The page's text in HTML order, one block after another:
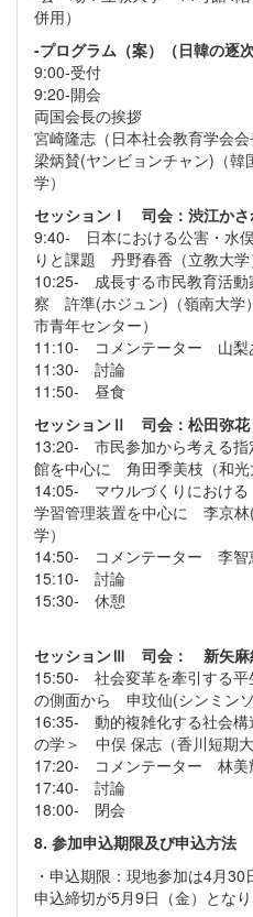
併用）
-プログラム（案）（日韓の逐
9:00-受付
9:20-開会
両国会長の挨拶
宮崎隆志（日本社会教育学会会
梁炳賛(ヤンビョンチャン)（
学）
セッションⅠ 司会：渋江かさ
9:40- 日本における公害・水
りと課題 丹野春香（立教大学
10:25- 成長する市民教育活動
察 許準(ホジュン)（嶺南大学
市青年センター）
11:10- コメンテーター 山梨
11:30- 討論
11:50- 昼食
セッションⅡ 司会：松田弥花
13:20- 市民参加から考える指
館を中心に 角田季美枝（和光
14:05- マウルづくりにおける
学習管理装置を中心に 李京林
学）
14:50- コメンテーター 李智
15:10- 討論
15:30- 休憩
セッションⅢ 司会： 新矢麻
15:50- 社会変革を牽引する平
の側面から 申玟仙(シンミンソ
16:35- 動的複雑化する社会構
の学＞ 中俣 保志（香川短期大
17:20- コメンテーター 林美
17:40- 討論
18:00- 閉会
8. 参加申込期限及び申込方法
・申込期限：現地参加は4月
申込締切が5月9日（金）とな